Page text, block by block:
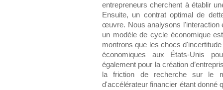
entrepreneurs cherchent à établir
Ensuite, un contrat optimal de
œuvre. Nous analysons l'interaction
un modèle de cycle économique
montrons que les chocs
économiques aux États-Unis
également pour la création
la friction de recherche sur le
d'accélérateur financier étant donné